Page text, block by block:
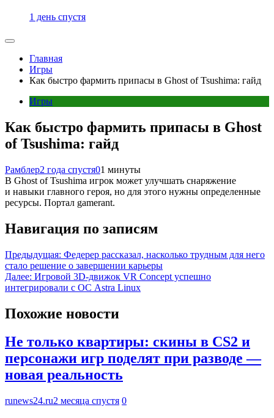
1 день спустя
Главная
Игры
Как быстро фармить припасы в Ghost of Tsushima: гайд
Игры
Как быстро фармить припасы в Ghost
of Tsushima: гайд
Рамблер2 года спустя01 минуты
В Ghost of Tsushima игрок может улучшать снаряжение
и навыки главного героя, но для этого нужны определенные
ресурсы. Портал gamerant.
Навигация по записям
Предыдущая: Федерер рассказал, насколько трудным для него
стало решение о завершении карьеры
Далее: Игровой 3D-движок VR Concept успешно
интегрировали с ОС Astra Linux
Похожие новости
Не только квартиры: скины в CS2 и
персонажи игр поделят при разводе —
новая реальность
runews24.ru2 месяца спустя 0